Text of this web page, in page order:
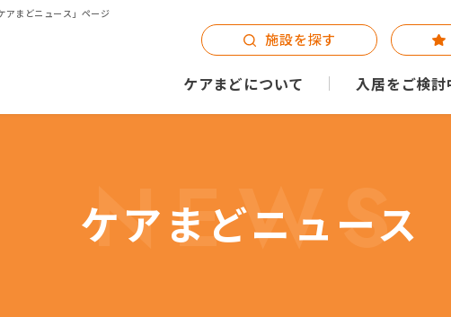
アまどニュース」ページ
ケアまどについて 入居をご検討
施設を探す
NEWS
ケアまどニュース